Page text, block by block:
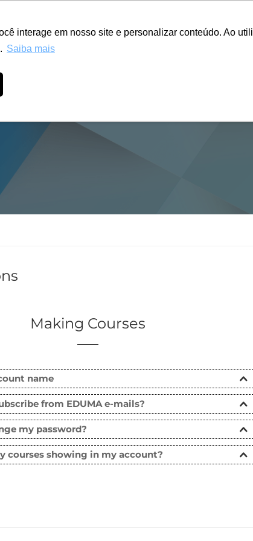
interage em nosso site e personalizar conteúdo. Ao
Saiba maisPESQUISA
Making Courses
name
from EDUMA e-mails?
my password?
courses showing in my account?